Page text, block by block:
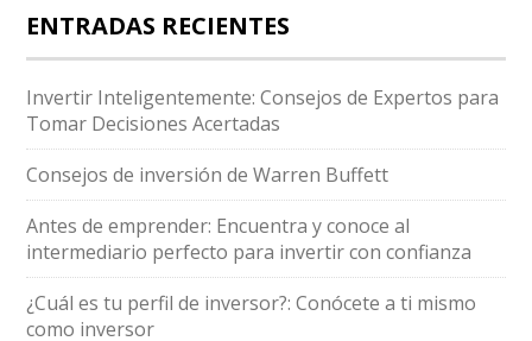
ENTRADAS RECIENTES
Invertir Inteligentemente: Consejos de Expertos para
Tomar Decisiones Acertadas
Consejos de inversión de Warren Buffett
Antes de emprender: Encuentra y conoce al
intermediario perfecto para invertir con confianza
¿Cuál es tu perfil de inversor?: Conócete a ti mismo
como inversor